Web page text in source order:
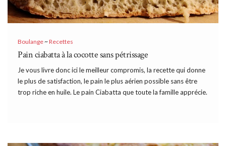
Boulange~Recettes
Pain ciabatta à la cocotte sans pétrissage
Je vous livre donc ici le meilleur compromis, la recette qui donne
le plus de satisfaction, le pain le plus aérien possible sans être
trop riche en huile. Le pain Ciabatta que toute la famille apprécie.